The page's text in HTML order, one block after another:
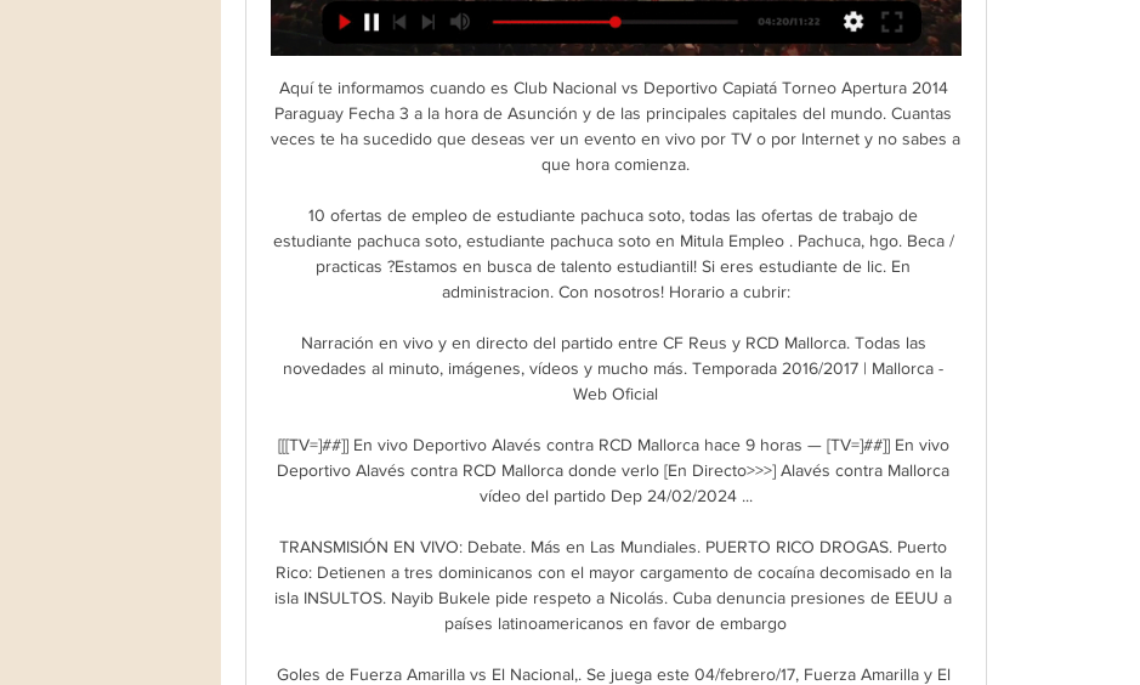
Aquí te informamos cuando es Club Nacional vs Deportivo Capiatá Torneo Apertura 2014
Paraguay Fecha 3 a la hora de Asunción y de las principales capitales del mundo. Cuantas
veces te ha sucedido que deseas ver un evento en vivo por TV o por Internet y no sabes a
que hora comienza.
10 ofertas de empleo de estudiante pachuca soto, todas las ofertas de trabajo de
estudiante pachuca soto, estudiante pachuca soto en Mitula Empleo . Pachuca, hgo. Beca /
practicas ?Estamos en busca de talento estudiantil! Si eres estudiante de lic. En
administracion. Con nosotros! Horario a cubrir:
Narración en vivo y en directo del partido entre CF Reus y RCD Mallorca. Todas las
novedades al minuto, imágenes, vídeos y mucho más. Temporada 2016/2017 | Mallorca -
Web Oficial
[[[TV=]##]] En vivo Deportivo Alavés contra RCD Mallorca hace 9 horas — [TV=]##]] En vivo
Deportivo Alavés contra RCD Mallorca donde verlo [En Directo>>>] Alavés contra Mallorca
vídeo del partido Dep 24/02/2024 ...
TRANSMISIÓN EN VIVO: Debate. Más en Las Mundiales. PUERTO RICO DROGAS. Puerto
Rico: Detienen a tres dominicanos con el mayor cargamento de cocaína decomisado en la
isla INSULTOS. Nayib Bukele pide respeto a Nicolás. Cuba denuncia presiones de EEUU a
países latinoamericanos en favor de embargo
Goles de Fuerza Amarilla vs El Nacional,. Se juega este 04/febrero/17, Fuerza Amarilla y El